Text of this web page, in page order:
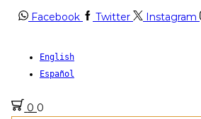
Facebook Twitter Instagram
English
Español
0 0